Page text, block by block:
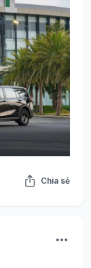
Chia sẻ